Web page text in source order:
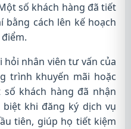
số khách hàng đã tiết
bằng cách lên kế hoạch
nhân viên tư vấn của
trình khuyến mãi hoặc
khách hàng đã nhận
khi đăng ký dịch vụ
tiên, giúp họ tiết kiệm